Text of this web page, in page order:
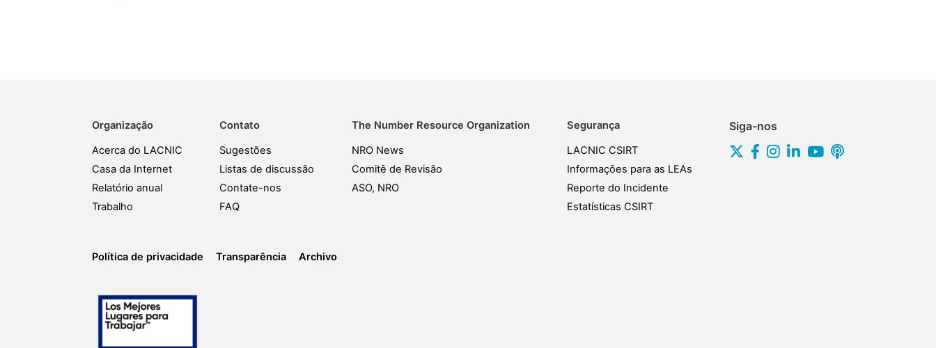
Organização
Acerca do LACNIC
Casa da Internet
Relatório anual
Trabalho
Contato
Sugestões
Listas de discussão
Contate-nos
FAQ
The Number Resource Organization
NRO News
Comitê de Revisão
ASO, NRO
Segurança
LACNIC CSIRT
Informações para as LEAs
Reporte do Incidente
Estatísticas CSIRT
Política de privacidade Transparência Archivo
Siga-nos